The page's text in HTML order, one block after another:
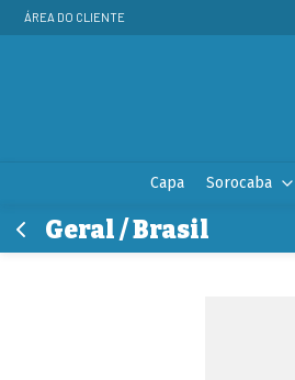
ÁREA DO CLIENTE
Capa Sorocaba
Geral / Brasil